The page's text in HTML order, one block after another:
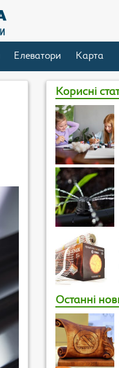
Елеватори Карта
Корисні
Останні